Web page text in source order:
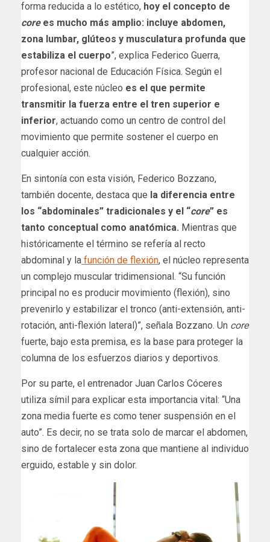
forma reducida a lo estético, hoy el concepto de
corees mucho más amplio: incluye abdomen,
zona lumbar, glúteos y musculatura profunda que
estabiliza el cuerpo”, explica Federico Guerra,
profesor nacional de Educación Física. Según el
profesional, este núcleo es el que permite
transmitir la fuerza entre el tren superior e
inferior, actuando como un centro de control del
movimiento que permite sostener el cuerpo en
cualquier acción.
En sintonía con esta visión, Federico Bozzano,
también docente, destaca que la diferencia entre
los “abdominales” tradicionales y el “core” es
tanto conceptual como anatómica. Mientras que
históricamente el término se refería al recto
abdominal y la función de flexión, el núcleo representa
un complejo muscular tridimensional. “Su función
principal no es producir movimiento (flexión), sino
prevenirlo y estabilizar el tronco (anti-extensión, anti-
rotación, anti-flexión lateral)”, señala Bozzano. Un core
fuerte, bajo esta premisa, es la base para proteger la
columna de los esfuerzos diarios y deportivos.
Por su parte, el entrenador Juan Carlos Cóceres
utiliza símil para explicar esta importancia vital: “Una
zona media fuerte es como tener suspensión en el
auto”. Es decir, no se trata solo de marcar el abdomen,
sino de fortalecer esta zona que mantiene al individuo
erguido, estable y sin dolor.